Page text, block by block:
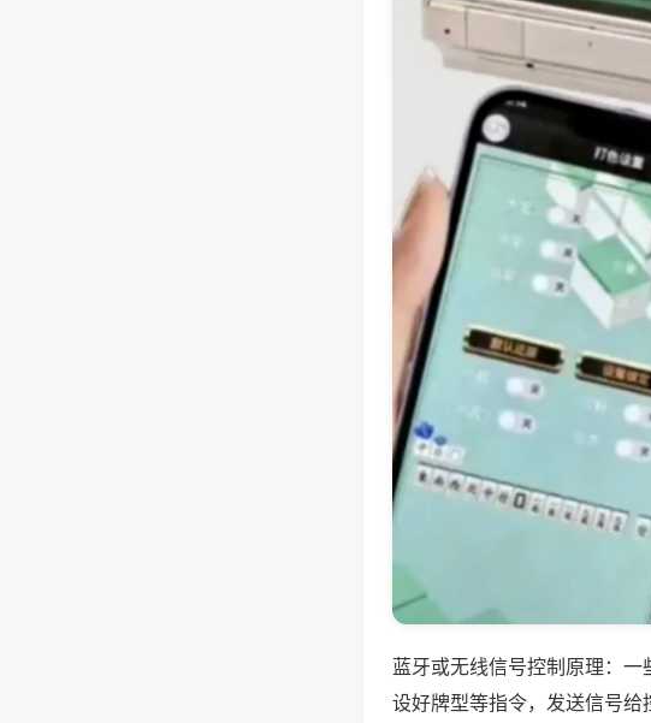
蓝牙或无线信号控制原理：
设好牌型等指令，发送信号